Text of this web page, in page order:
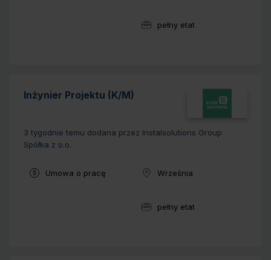
Wymiar pracy:
pełny etat
Inżynier Projektu (K/M)
3 tygodnie temu dodana przez Instalsolutions Group
Spółka z o.o.
Typ umowy:
Umowa o pracę Lokalizacja:
Września
Wymiar pracy:
pełny etat